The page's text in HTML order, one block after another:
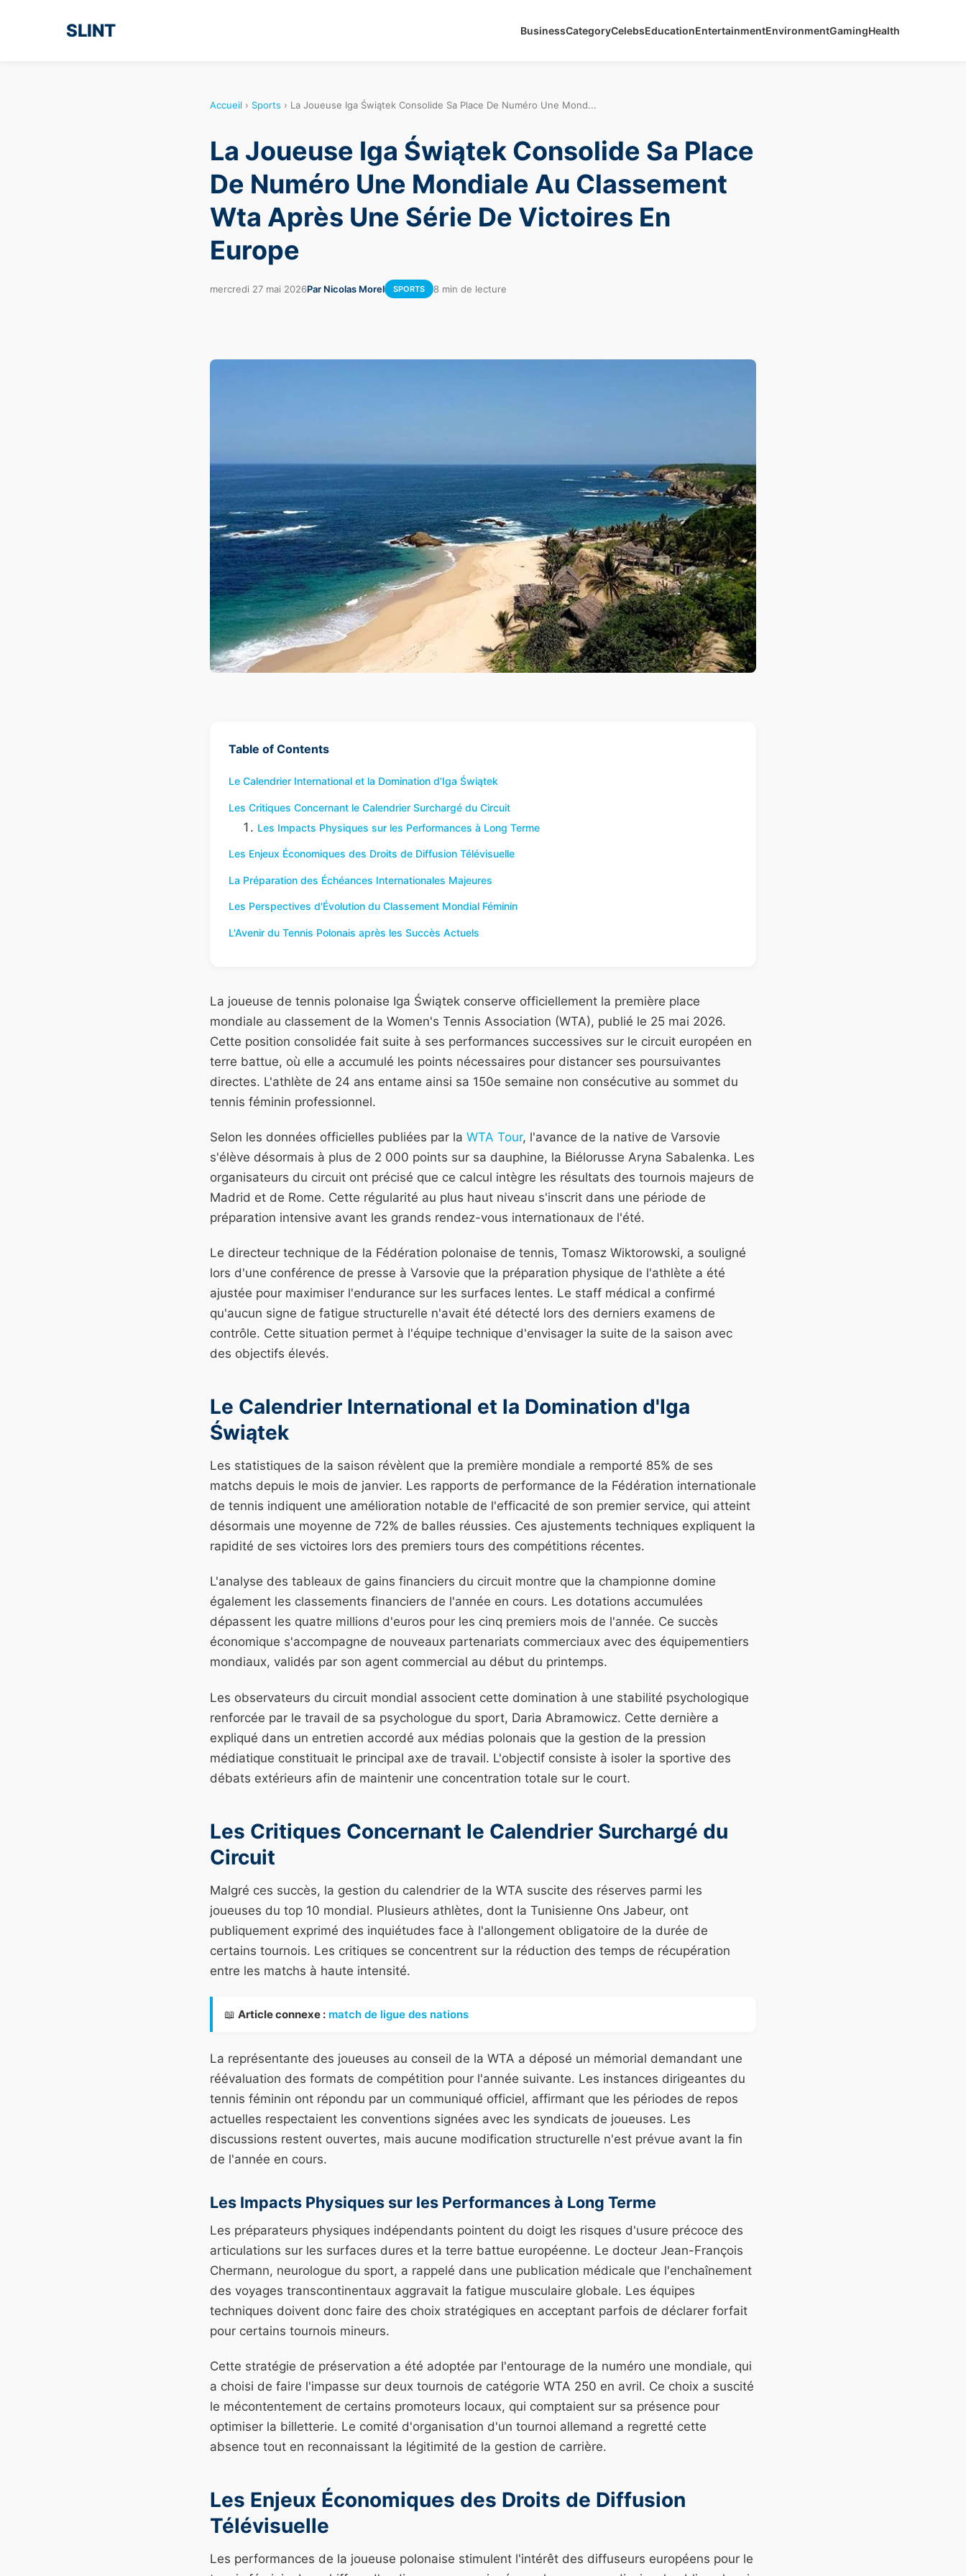
SLINT BusinessCategoryCelebsEducationEntertainmentEnvironmentGamingHealth
Accueil › Sports › La Joueuse Iga Świątek Consolide Sa Place De Numéro Une Mond...
La Joueuse Iga Świątek Consolide Sa Place
De Numéro Une Mondiale Au Classement
Wta Après Une Série De Victoires En
Europe
mercredi 27 mai 2026Par Nicolas Morel SPORTS 8 min de lecture
Table of Contents
Le Calendrier International et la Domination d'Iga Świątek
Les Critiques Concernant le Calendrier Surchargé du Circuit
Les Impacts Physiques sur les Performances à Long Terme
Les Enjeux Économiques des Droits de Diffusion Télévisuelle
La Préparation des Échéances Internationales Majeures
Les Perspectives d'Évolution du Classement Mondial Féminin
L'Avenir du Tennis Polonais après les Succès Actuels
La joueuse de tennis polonaise Iga Świątek conserve officiellement la première place
mondiale au classement de la Women's Tennis Association (WTA), publié le 25 mai 2026.
Cette position consolidée fait suite à ses performances successives sur le circuit européen en
terre battue, où elle a accumulé les points nécessaires pour distancer ses poursuivantes
directes. L'athlète de 24 ans entame ainsi sa 150e semaine non consécutive au sommet du
tennis féminin professionnel.
Selon les données officielles publiées par la WTA Tour, l'avance de la native de Varsovie
s'élève désormais à plus de 2 000 points sur sa dauphine, la Biélorusse Aryna Sabalenka. Les
organisateurs du circuit ont précisé que ce calcul intègre les résultats des tournois majeurs de
Madrid et de Rome. Cette régularité au plus haut niveau s'inscrit dans une période de
préparation intensive avant les grands rendez-vous internationaux de l'été.
Le directeur technique de la Fédération polonaise de tennis, Tomasz Wiktorowski, a souligné
lors d'une conférence de presse à Varsovie que la préparation physique de l'athlète a été
ajustée pour maximiser l'endurance sur les surfaces lentes. Le staff médical a confirmé
qu'aucun signe de fatigue structurelle n'avait été détecté lors des derniers examens de
contrôle. Cette situation permet à l'équipe technique d'envisager la suite de la saison avec
des objectifs élevés.
Le Calendrier International et la Domination d'Iga
Świątek
Les statistiques de la saison révèlent que la première mondiale a remporté 85% de ses
matchs depuis le mois de janvier. Les rapports de performance de la Fédération internationale
de tennis indiquent une amélioration notable de l'efficacité de son premier service, qui atteint
désormais une moyenne de 72% de balles réussies. Ces ajustements techniques expliquent la
rapidité de ses victoires lors des premiers tours des compétitions récentes.
L'analyse des tableaux de gains financiers du circuit montre que la championne domine
également les classements financiers de l'année en cours. Les dotations accumulées
dépassent les quatre millions d'euros pour les cinq premiers mois de l'année. Ce succès
économique s'accompagne de nouveaux partenariats commerciaux avec des équipementiers
mondiaux, validés par son agent commercial au début du printemps.
Les observateurs du circuit mondial associent cette domination à une stabilité psychologique
renforcée par le travail de sa psychologue du sport, Daria Abramowicz. Cette dernière a
expliqué dans un entretien accordé aux médias polonais que la gestion de la pression
médiatique constituait le principal axe de travail. L'objectif consiste à isoler la sportive des
débats extérieurs afin de maintenir une concentration totale sur le court.
Les Critiques Concernant le Calendrier Surchargé du
Circuit
Malgré ces succès, la gestion du calendrier de la WTA suscite des réserves parmi les
joueuses du top 10 mondial. Plusieurs athlètes, dont la Tunisienne Ons Jabeur, ont
publiquement exprimé des inquiétudes face à l'allongement obligatoire de la durée de
certains tournois. Les critiques se concentrent sur la réduction des temps de récupération
entre les matchs à haute intensité.
📖 Article connexe : match de ligue des nations
La représentante des joueuses au conseil de la WTA a déposé un mémorial demandant une
réévaluation des formats de compétition pour l'année suivante. Les instances dirigeantes du
tennis féminin ont répondu par un communiqué officiel, affirmant que les périodes de repos
actuelles respectaient les conventions signées avec les syndicats de joueuses. Les
discussions restent ouvertes, mais aucune modification structurelle n'est prévue avant la fin
de l'année en cours.
Les Impacts Physiques sur les Performances à Long Terme
Les préparateurs physiques indépendants pointent du doigt les risques d'usure précoce des
articulations sur les surfaces dures et la terre battue européenne. Le docteur Jean-François
Chermann, neurologue du sport, a rappelé dans une publication médicale que l'enchaînement
des voyages transcontinentaux aggravait la fatigue musculaire globale. Les équipes
techniques doivent donc faire des choix stratégiques en acceptant parfois de déclarer forfait
pour certains tournois mineurs.
Cette stratégie de préservation a été adoptée par l'entourage de la numéro une mondiale, qui
a choisi de faire l'impasse sur deux tournois de catégorie WTA 250 en avril. Ce choix a suscité
le mécontentement de certains promoteurs locaux, qui comptaient sur sa présence pour
optimiser la billetterie. Le comité d'organisation d'un tournoi allemand a regretté cette
absence tout en reconnaissant la légitimité de la gestion de carrière.
Les Enjeux Économiques des Droits de Diffusion
Télévisuelle
Les performances de la joueuse polonaise stimulent l'intérêt des diffuseurs européens pour le